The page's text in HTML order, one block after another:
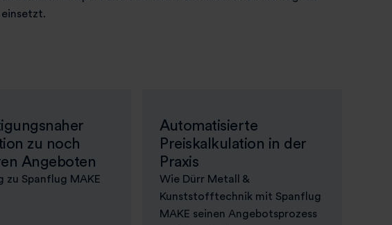
einsetzt.
zu noch
Angeboten
zu Spanflug MAKE
Automatisierte
Preiskalkulation in der
Praxis
Wie Dürr Metall &
Kunststofftechnik mit Spanflug
MAKE seinen Angebotsprozess